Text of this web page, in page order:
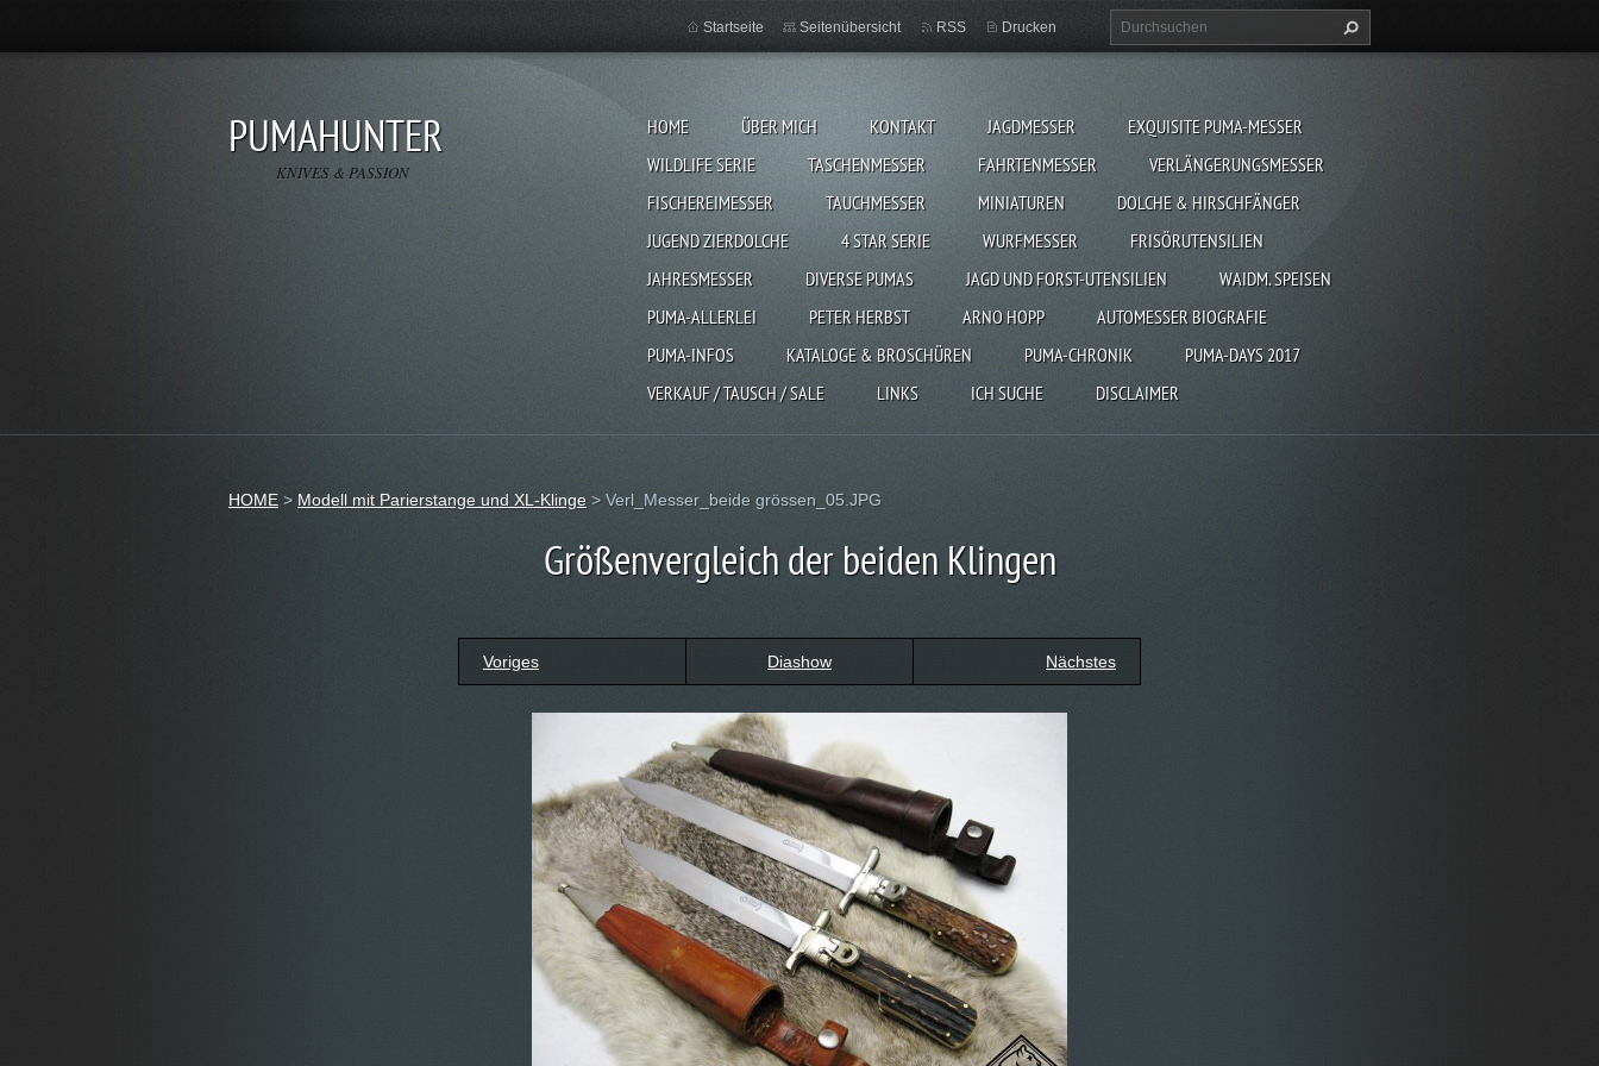
PUMAHUNTER
KNIVES & PASSION
HOME ÜBER MICH KONTAKT JAGDMESSER
EXQUISITE PUMA-MESSER
WILDLIFE SERIE
TASCHENMESSER FAHRTENMESSER
VERLÄNGERUNGSMESSER
FISCHEREIMESSER
TAUCHMESSER MINIATUREN
DOLCHE & HIRSCHFÄNGER
JUGEND ZIERDOLCHE
4 STAR SERIE WURFMESSER
FRISÖRUTENSILIEN
JAHRESMESSER
DIVERSE PUMAS JAGD UND FORST-UTENSILIEN
WAIDM. SPEISEN
PUMA-ALLERLEI
PETER HERBST ARNO HOPP
AUTOMESSER BIOGRAFIE
PUMA-INFOS
KATALOGE & BROSCHÜREN PUMA-CHRONIK
PUMA-DAYS 2017
VERKAUF / TAUSCH / SALE
LINKS ICH SUCHE DISCLAIMER
Startseite Seitenübersicht RSS Drucken
HOME > Modell mit Parierstange und XL-Klinge > Verl_Messer_beide grössen_05.JPG
Größenvergleich der beiden Klingen
Voriges Diashow Nächstes